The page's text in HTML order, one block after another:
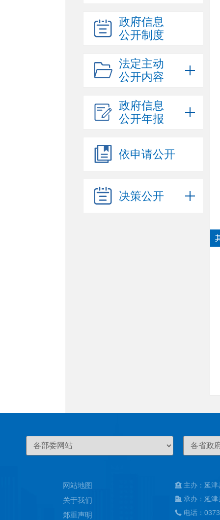
政府信息
公开制度
法定主动
公开内容
政府信息
公开年报
依申请公开
决策公开
网站地图
关于我们
郑重声明
主办：延
承办：延
电话：